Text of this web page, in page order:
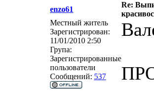
enzo61
Re:
Местный житель
Зарегистрирован:
11/01/2010 2:50
Група:
Зарегистрированные
пользователи
Сообщений: 537